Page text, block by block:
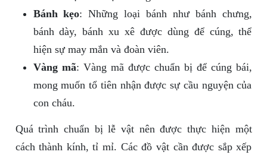
Bánh kẹo: Những loại bánh như bánh chưng,
bánh dày, bánh xu xê được dùng để cúng, thể
hiện sự may mắn và đoàn viên.
Vàng mã: Vàng mã được chuẩn bị để cúng bái,
mong muốn tổ tiên nhận được sự cầu nguyện của
con cháu.
Quá trình chuẩn bị lễ vật nên được thực hiện một
cách thành kính, tỉ mỉ. Các đồ vật cần được sắp xếp